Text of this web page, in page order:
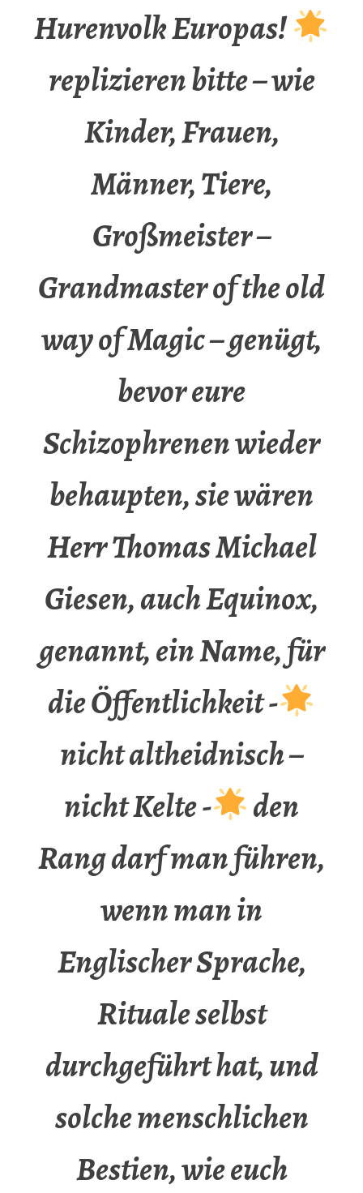
Hurenvolk Europas!
replizieren bitte – wie
Kinder, Frauen,
Männer, Tiere,
Großmeister –
Grandmaster of the old
way of Magic – genügt,
bevor eure
Schizophrenen wieder
behaupten, sie wären
Herr Thomas Michael
Giesen, auch Equinox,
genannt, ein Name, für
die Öffentlichkeit -
nicht altheidnisch –
nicht Kelte -
den
Rang darf man führen,
wenn man in
Englischer Sprache,
Rituale selbst
durchgeführt hat, und
solche menschlichen
Bestien, wie euch